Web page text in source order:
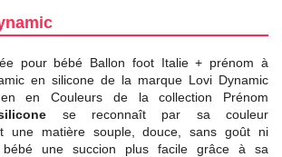
pour bébé Ballon foot Italie + prénom à
en silicone de la marque Lovi Dynamic
en Couleurs de la collection Prénom
se reconnaît par sa couleur
une matière souple, douce, sans goût ni
une succion plus facile grâce à sa